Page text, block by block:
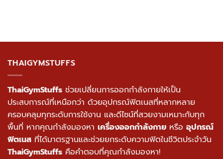
THAIGYMSTUFFS
ThaiGymStuffs ช่วยเปลี่ยนการออกกำลังกายให้เป็น
ประสบการณ์ที่เหนือกว่า ด้วยอุปกรณ์ฟิตเนสที่หลากหลาย
ครอบคลุมทุกระดับการใช้งาน และดีไซน์ที่สวยงามเหมาะกับทุก
พื้นที่ หากคุณกำลังมองหา เครื่องออกกำลังกาย หรือ อุปกรณ์
ฟิตเนส ที่ได้มาตรฐานและช่วยยกระดับความฟิตในชีวิตประจำวัน
ThaiGymStuffs คือคำตอบที่คุณกำลังมองหา!